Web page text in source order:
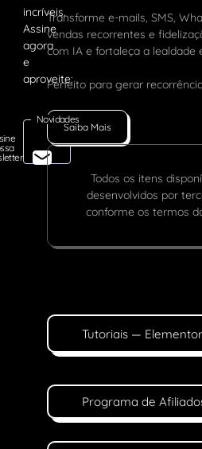
Novidades
Transforme e-mails, SMS,
vendas recorrentes e
com IA e fortaleça a lealdade
Perfeito para gerar
Saiba Mais
Todos os itens
desenvolvidos por
conforme os termos
Tutoriais — Elementor
Programa de